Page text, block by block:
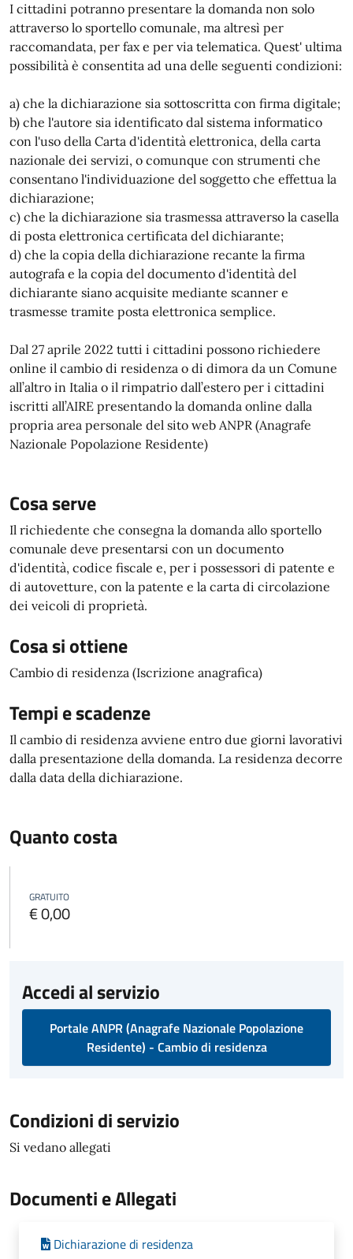
I cittadini potranno presentare la domanda non solo
attraverso lo sportello comunale, ma altresì per
raccomandata, per fax e per via telematica. Quest' ultima
possibilità è consentita ad una delle seguenti condizioni:
a) che la dichiarazione sia sottoscritta con firma digitale;
b) che l'autore sia identificato dal sistema informatico
con l'uso della Carta d'identità elettronica, della carta
nazionale dei servizi, o comunque con strumenti che
consentano l'individuazione del soggetto che effettua la
dichiarazione;
c) che la dichiarazione sia trasmessa attraverso la casella
di posta elettronica certificata del dichiarante;
d) che la copia della dichiarazione recante la firma
autografa e la copia del documento d'identità del
dichiarante siano acquisite mediante scanner e
trasmesse tramite posta elettronica semplice.
Dal 27 aprile 2022 tutti i cittadini possono richiedere
online il cambio di residenza o di dimora da un Comune
all’altro in Italia o il rimpatrio dall’estero per i cittadini
iscritti all’AIRE presentando la domanda online dalla
propria area personale del sito web ANPR (Anagrafe
Nazionale Popolazione Residente)
Cosa serve
Il richiedente che consegna la domanda allo sportello
comunale deve presentarsi con un documento
d'identità, codice fiscale e, per i possessori di patente e
di autovetture, con la patente e la carta di circolazione
dei veicoli di proprietà.
Cosa si ottiene
Cambio di residenza (Iscrizione anagrafica)
Tempi e scadenze
Il cambio di residenza avviene entro due giorni lavorativi
dalla presentazione della domanda. La residenza decorre
dalla data della dichiarazione.
Quanto costa
GRATUITO
€ 0,00
Accedi al servizio
Portale ANPR (Anagrafe Nazionale Popolazione
Residente) - Cambio di residenza
Condizioni di servizio
Si vedano allegati
Documenti e Allegati
Dichiarazione di residenza